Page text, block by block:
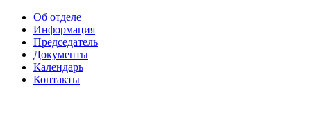
Об отделе
Информация
Председатель
Документы
Календарь
Контакты